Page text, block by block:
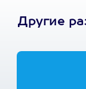
Другие